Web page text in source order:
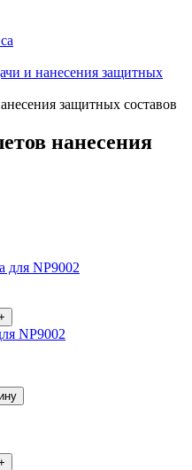
и нанесения защитных
защитных составов
нанесения
NP9002